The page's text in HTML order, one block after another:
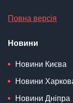
Повна версія
Новини
Новини Києва
Новини
Новини Дніпра